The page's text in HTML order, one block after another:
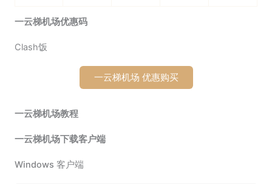
一云梯机场优惠码
Clash饭
一云梯机场 优惠购买
一云梯机场教程
一云梯机场下载客户端
Windows 客户端